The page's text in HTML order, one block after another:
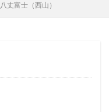
八丈富士（西山）